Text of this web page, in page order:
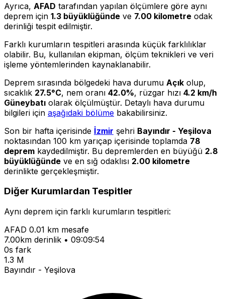
Ayrıca, AFAD tarafından yapılan ölçümlere göre aynı
deprem için 1.3 büyüklüğünde ve 7.00 kilometre odak
derinliği tespit edilmiştir.
Farklı kurumların tespitleri arasında küçük farklılıklar
olabilir. Bu, kullanılan ekipman, ölçüm teknikleri ve veri
işleme yöntemlerinden kaynaklanabilir.
Deprem sırasında bölgedeki hava durumu Açık olup,
sıcaklık 27.5°C, nem oranı 42.0%, rüzgar hızı 4.2 km/h
Güneybatı olarak ölçülmüştür. Detaylı hava durumu
bilgileri için aşağıdaki bölüme bakabilirsiniz.
Son bir hafta içerisinde İzmir şehri Bayındır - Yeşilova
noktasından 100 km yarıçap içerisinde toplamda 78
deprem kaydedilmiştir. Bu depremlerden en büyüğü 2.8
büyüklüğünde ve en sığ odaklısı 2.00 kilometre
derinlikte gerçekleşmiştir.
Diğer Kurumlardan Tespitler
Aynı deprem için farklı kurumların tespitleri:
AFAD 0.01 km mesafe
7.00km derinlik • 09:09:54
0s fark
1.3 M
Bayındır - Yeşilova